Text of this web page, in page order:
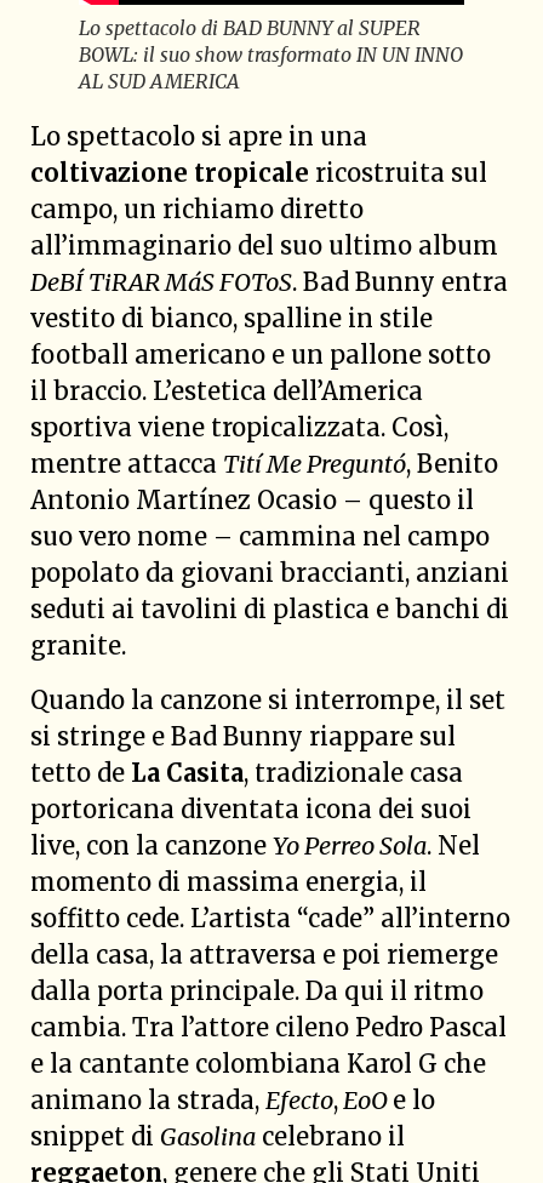
Lo spettacolo di BAD BUNNY al SUPER
BOWL: il suo show trasformato IN UN INNO
AL SUD AMERICA
Lo spettacolo si apre in una
coltivazione tropicale ricostruita sul
campo, un richiamo diretto
all’immaginario del suo ultimo album
DeBÍ TiRAR MáS FOToS. Bad Bunny entra
vestito di bianco, spalline in stile
football americano e un pallone sotto
il braccio. L’estetica dell’America
sportiva viene tropicalizzata. Così,
mentre attacca Tití Me Preguntó, Benito
Antonio Martínez Ocasio – questo il
suo vero nome – cammina nel campo
popolato da giovani braccianti, anziani
seduti ai tavolini di plastica e banchi di
granite.
Quando la canzone si interrompe, il set
si stringe e Bad Bunny riappare sul
tetto de La Casita, tradizionale casa
portoricana diventata icona dei suoi
live, con la canzone Yo Perreo Sola. Nel
momento di massima energia, il
soffitto cede. L’artista “cade” all’interno
della casa, la attraversa e poi riemerge
dalla porta principale. Da qui il ritmo
cambia. Tra l’attore cileno Pedro Pascal
e la cantante colombiana Karol G che
animano la strada, Efecto, EoO e lo
snippet di Gasolina celebrano il
reggaeton, genere che gli Stati Uniti